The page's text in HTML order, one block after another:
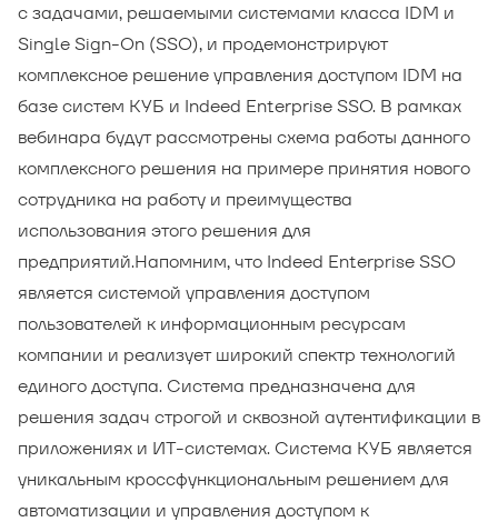
с задачами, решаемыми системами класса IDM и
Single Sign-On (SSO), и продемонстрируют
комплексное решение управления доступом IDM на
базе систем КУБ и Indeed Enterprise SSO. В рамках
вебинара будут рассмотрены схема работы данного
комплексного решения на примере принятия нового
сотрудника на работу и преимущества
использования этого решения для
предприятий.Напомним, что Indeed Enterprise SSO
является системой управления доступом
пользователей к информационным ресурсам
компании и реализует широкий спектр технологий
единого доступа. Система предназначена для
решения задач строгой и сквозной аутентификации в
приложениях и ИТ-системах. Система КУБ является
уникальным кроссфункциональным решением для
автоматизации и управления доступом к